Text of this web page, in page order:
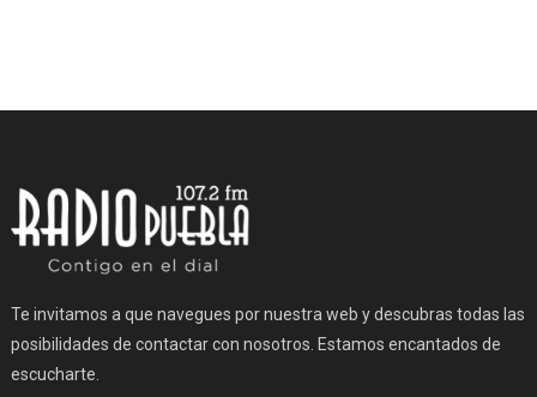
Te invitamos a que navegues por nuestra web y descubras todas las
posibilidades de contactar con nosotros. Estamos encantados de
escucharte.